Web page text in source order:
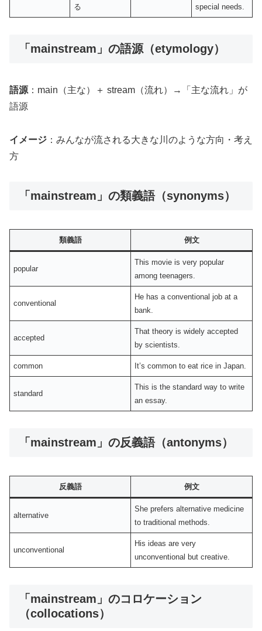
る special needs.
「mainstream」の語源（etymology）
語源 ：main（主な）＋ stream（流れ）→「主な流れ」が
語源
イメージ ：みんなが流される大きな川のような方向・考え
方
「mainstream」の類義語（synonyms）
類義語 例文
popular
This movie is very popular
among teenagers.
conventional
He has a conventional job at a
bank.
accepted
That theory is widely accepted
by scientists.
common It’s common to eat rice in Japan.
standard
This is the standard way to write
an essay.
「mainstream」の反義語（antonyms）
反義語 例文
alternative
She prefers alternative medicine
to traditional methods.
unconventional
His ideas are very
unconventional but creative.
「mainstream」のコロケーション
（collocations）